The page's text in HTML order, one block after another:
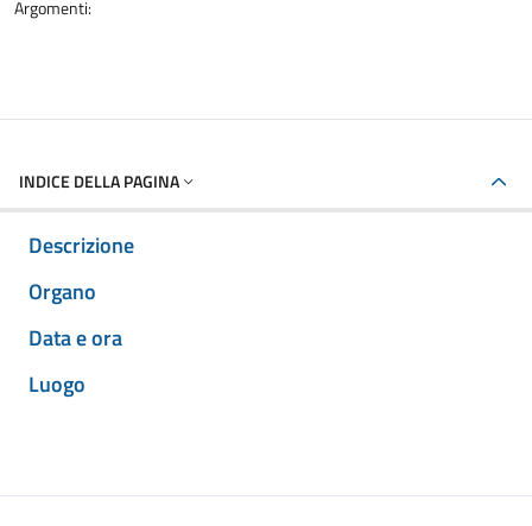
Argomenti:
INDICE DELLA PAGINA
Descrizione
Organo
Data e ora
Luogo